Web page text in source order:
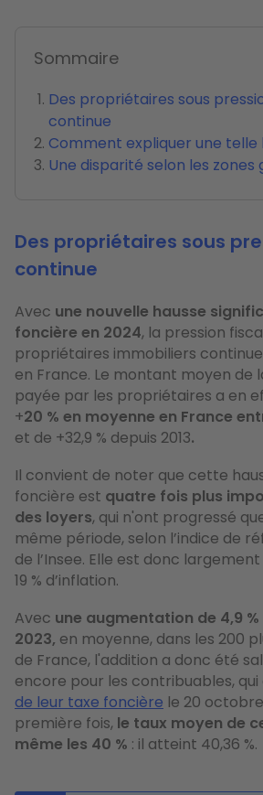
Sommaire
Des propriétaires sous
continue
Comment expliquer une telle
Une disparité selon les zones
Des propriétaires sous
continue
Avec une nouvelle hausse
foncière en 2024, la pression
propriétaires immobiliers
en France. Le montant moyen de
payée par les propriétaires a en
+20 % en moyenne en France
et de +32,9 % depuis 2013.
Il convient de noter que cette
foncière est quatre fois plus
des loyers, qui n'ont progressé
même période, selon l’indice de
de l’Insee. Elle est donc
19 % d’inflation.
Avec une augmentation de 4,9
2023, en moyenne, dans les 200
de France, l'addition a donc été
encore pour les contribuables, qui
de leur taxe foncière le 20
première fois, le taux moyen de
même les 40 % : il atteint 40,36 %.